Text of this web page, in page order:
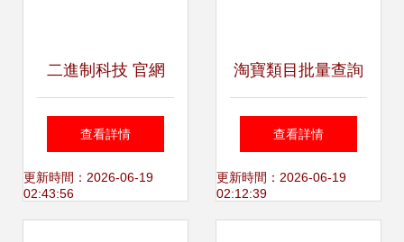
二進制科技 官網
(wǎng)建設與軟件
咨詢的專業(yè)解
查看詳情
更新時間：2026-06-19
02:43:56
淘寶類目批量查詢
工具 提升效率，精
準定位店鋪運營利
查看詳情
更新時間：2026-06-19
02:12:39